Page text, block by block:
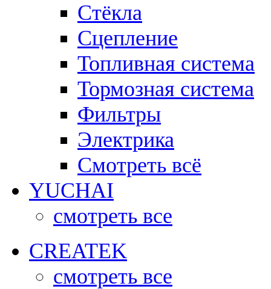
Стёкла
Сцепление
Топливная система
Тормозная система
Фильтры
Электрика
Смотреть всё
YUCHAI
смотреть все
CREATEK
смотреть все